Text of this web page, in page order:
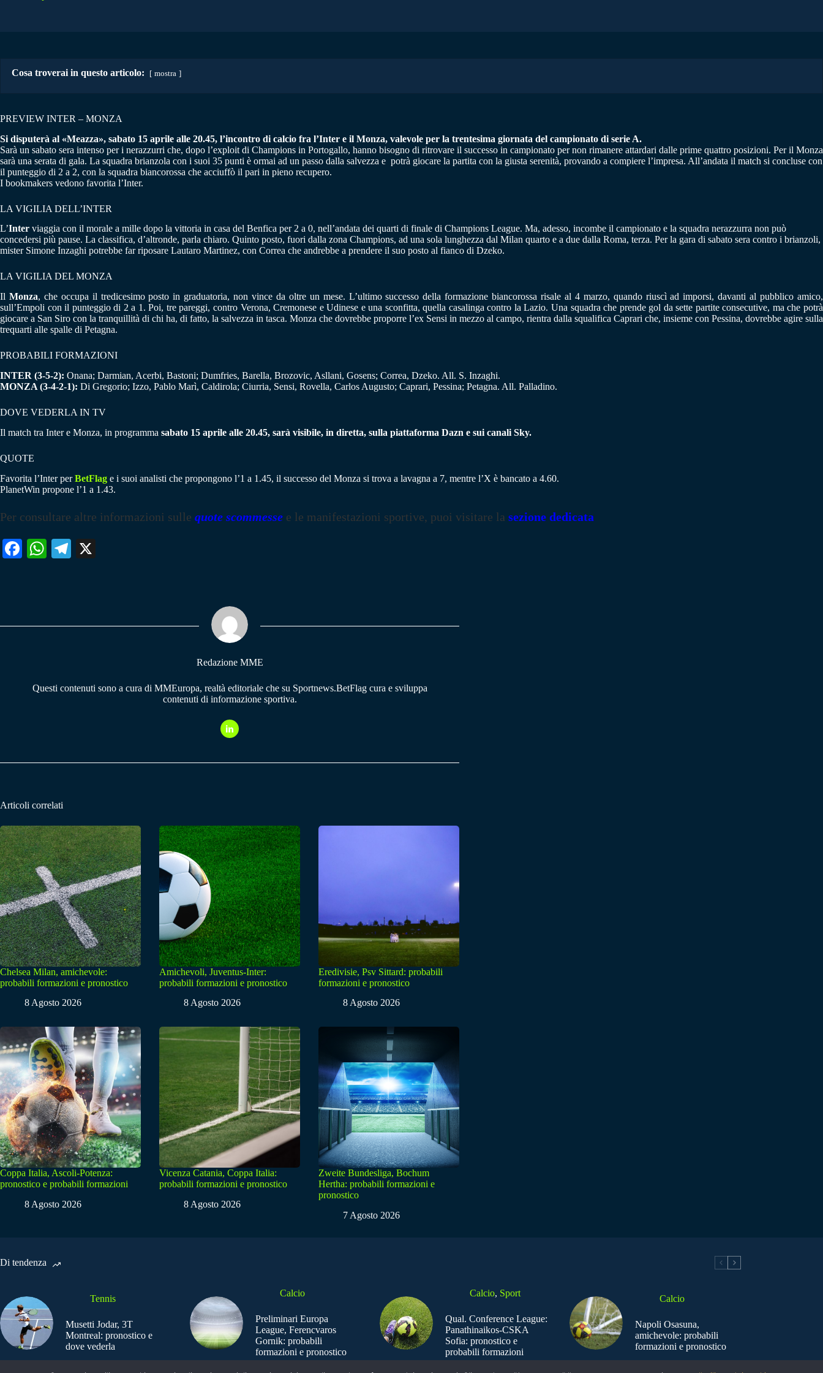
Cosa troverai in questo articolo: mostra
PREVIEW INTER – MONZA
Si disputerà al «Meazza», sabato 15 aprile alle 20.45, l’incontro di calcio fra l’Inter e il Monza, valevole per la trentesima giornata del campionato di serie A.
Sarà un sabato sera intenso per i nerazzurri che, dopo l’exploit di Champions in Portogallo, hanno bisogno di ritrovare il successo in campionato per non rimanere attardari dalle prime quattro posizioni. Per il Monza
sarà una serata di gala. La squadra brianzola con i suoi 35 punti è ormai ad un passo dalla salvezza e potrà giocare la partita con la giusta serenità, provando a compiere l’impresa. All’andata il match si concluse con
il punteggio di 2 a 2, con la squadra biancorossa che acciuffò il pari in pieno recupero.
I bookmakers vedono favorita l’Inter.
LA VIGILIA DELL’INTER
L’Inter viaggia con il morale a mille dopo la vittoria in casa del Benfica per 2 a 0, nell’andata dei quarti di finale di Champions League. Ma, adesso, incombe il campionato e la squadra nerazzurra non può
concedersi più pause. La classifica, d’altronde, parla chiaro. Quinto posto, fuori dalla zona Champions, ad una sola lunghezza dal Milan quarto e a due dalla Roma, terza. Per la gara di sabato sera contro i brianzoli,
mister Simone Inzaghi potrebbe far riposare Lautaro Martinez, con Correa che andrebbe a prendere il suo posto al fianco di Dzeko.
LA VIGILIA DEL MONZA
Il Monza, che occupa il tredicesimo posto in graduatoria, non vince da oltre un mese. L’ultimo successo della formazione biancorossa risale al 4 marzo, quando riuscì ad imporsi, davanti al pubblico amico,
sull’Empoli con il punteggio di 2 a 1. Poi, tre pareggi, contro Verona, Cremonese e Udinese e una sconfitta, quella casalinga contro la Lazio. Una squadra che prende gol da sette partite consecutive, ma che potrà
giocare a San Siro con la tranquillità di chi ha, di fatto, la salvezza in tasca. Monza che dovrebbe proporre l’ex Sensi in mezzo al campo, rientra dalla squalifica Caprari che, insieme con Pessina, dovrebbe agire sulla
trequarti alle spalle di Petagna.
PROBABILI FORMAZIONI
INTER (3-5-2): Onana; Darmian, Acerbi, Bastoni; Dumfries, Barella, Brozovic, Asllani, Gosens; Correa, Dzeko. All. S. Inzaghi.
MONZA (3-4-2-1): Di Gregorio; Izzo, Pablo Marì, Caldirola; Ciurria, Sensi, Rovella, Carlos Augusto; Caprari, Pessina; Petagna. All. Palladino.
DOVE VEDERLA IN TV
Il match tra Inter e Monza, in programma sabato 15 aprile alle 20.45, sarà visibile, in diretta, sulla piattaforma Dazn e sui canali Sky.
QUOTE
Favorita l’Inter perBetFlag e i suoi analisti che propongono l’1 a 1.45, il successo del Monza si trova a lavagna a 7, mentre l’X è bancato a 4.60.
PlanetWin propone l’1 a 1.43.
Per consultare altre informazioni sulle quote scommesse e le manifestazioni sportive, puoi visitare la sezione dedicata
Fa W
pp
Te
m
Redazione MME
Questi contenuti sono a cura di MMEuropa, realtà editoriale che su Sportnews.BetFlag cura e sviluppa
contenuti di informazione sportiva.
Articoli correlati
Chelsea Milan, amichevole:
probabili formazioni e pronostico
8 Agosto 2026
Amichevoli, Juventus-Inter:
probabili formazioni e pronostico
8 Agosto 2026
Eredivisie, Psv Sittard: probabili
formazioni e pronostico
8 Agosto 2026
Coppa Italia, Ascoli-Potenza:
pronostico e probabili formazioni
8 Agosto 2026
Vicenza Catania, Coppa Italia:
probabili formazioni e pronostico
8 Agosto 2026
Zweite Bundesliga, Bochum
Hertha: probabili formazioni e
pronostico
7 Agosto 2026
Di tendenza
Tennis
Musetti Jodar, 3T
Montreal: pronostico e
dove vederla
Calcio
Preliminari Europa
League, Ferencvaros
Gornik: probabili
formazioni e pronostico
Calcio, Sport
Qual. Conference League:
Panathinaikos-CSKA
Sofia: pronostico e
probabili formazioni
Calcio
Napoli Osasuna,
amichevole: probabili
formazioni e pronostico